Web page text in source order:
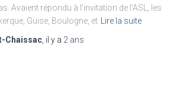
Avaient répondu à l’invitation de l’ASL, les
Guise, Boulogne, et
Lire la suite
Chaissac , il y a 2 ans